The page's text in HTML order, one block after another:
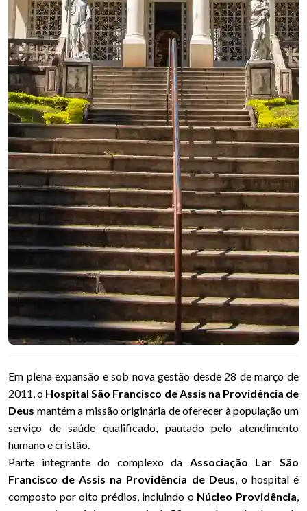
Em plena expansão e sob nova gestão desde 28 de março de
2011, o Hospital São Francisco de Assis na Providência de
Deus mantém a missão originária de oferecer à população um
serviço de saúde qualificado, pautado pelo atendimento
humano e cristão.
Parte integrante do complexo da Associação Lar São
Francisco de Assis na Providência de Deus, o hospital é
composto por oito prédios, incluindo o Núcleo Providência,